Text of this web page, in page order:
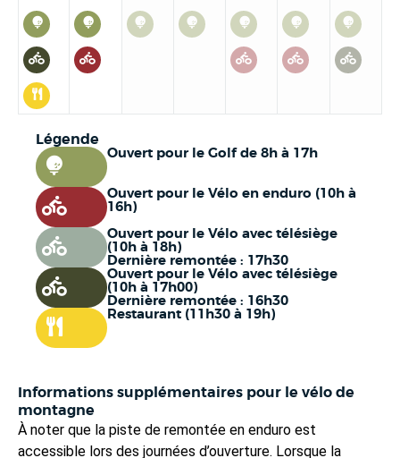
Légende
Ouvert pour le Golf de 8h à 17h
Ouvert pour le Vélo en enduro (10h à
16h)
Ouvert pour le Vélo avec télésiège
(10h à 18h)
Dernière remontée : 17h30
Ouvert pour le Vélo avec télésiège
(10h à 17h00)
Dernière remontée : 16h30
Restaurant (11h30 à 19h)
Informations supplémentaires pour le vélo de
montagne
À noter que la piste de remontée en enduro est
accessible lors des journées d’ouverture. Lorsque la